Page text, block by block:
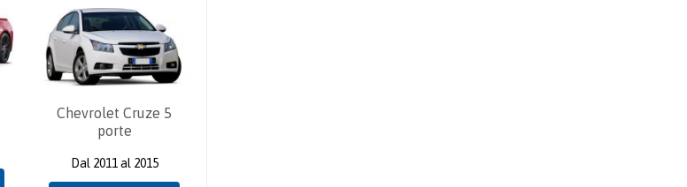
Chevrolet Cruze 5
porte
Dal 2011 al 2015